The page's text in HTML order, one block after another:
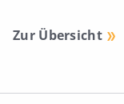
Zur Übersicht